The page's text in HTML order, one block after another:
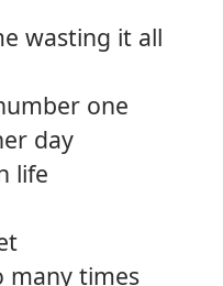
wasting it all
one
day
life
many times